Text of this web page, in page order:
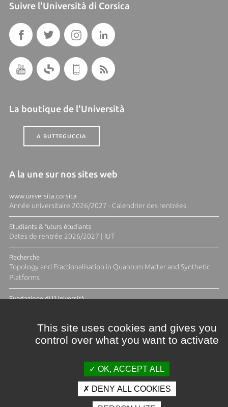
Suivre l'Università di Corsica
La boutique de l'Università
A BUTTEGUCCIA
A la une sur nos sites web
www.universita.corsica
Année universitaire 2026/2027 - Calendrier des rentrées
Etudiants & futurs étudiants
Dates de rentrée 2026/2027 | IUT
Recherche
Topology and Fractionalisation in Quantum Matter and Synthetic
Platforms
Fundazione di l'Università
Crédits et mentions légales
This site uses cookies and gives you
control over what you want to activate
OK, ACCEPT ALL
DENY ALL COOKIES